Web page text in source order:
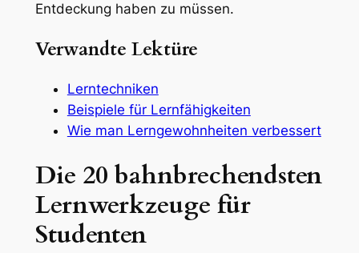
Entdeckung haben zu müssen.
Verwandte Lektüre
Lerntechniken
Beispiele für Lernfähigkeiten
Wie man Lerngewohnheiten verbessert
Die 20 bahnbrechendsten
Lernwerkzeuge für
Studenten